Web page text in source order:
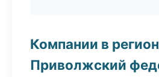
Компании в
Приволжский